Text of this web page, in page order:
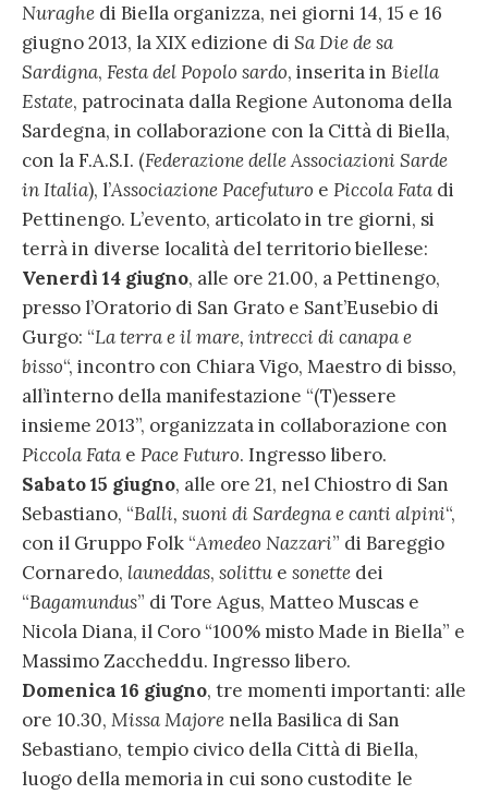
Nuraghe di Biella organizza, nei giorni 14, 15 e 16
giugno 2013, la XIX edizione di Sa Die de sa
Sardigna, Festa del Popolo sardo, inserita in Biella
Estate, patrocinata dalla Regione Autonoma della
Sardegna, in collaborazione con la Città di Biella,
con la F.A.S.I. (Federazione delle Associazioni Sarde
in Italia), l’Associazione Pacefuturo e Piccola Fata di
Pettinengo. L’evento, articolato in tre giorni, si
terrà in diverse località del territorio biellese:
Venerdì 14 giugno, alle ore 21.00, a Pettinengo,
presso l’Oratorio di San Grato e Sant’Eusebio di
Gurgo: “La terra e il mare, intrecci di canapa e
bisso“, incontro con Chiara Vigo, Maestro di bisso,
all’interno della manifestazione “(T)essere
insieme 2013”, organizzata in collaborazione con
Piccola Fata e Pace Futuro. Ingresso libero.
Sabato 15 giugno, alle ore 21, nel Chiostro di San
Sebastiano, “Balli, suoni di Sardegna e canti alpini“,
con il Gruppo Folk “Amedeo Nazzari” di Bareggio
Cornaredo, launeddas, solittu e sonette dei
“Bagamundus” di Tore Agus, Matteo Muscas e
Nicola Diana, il Coro “100% misto Made in Biella” e
Massimo Zaccheddu. Ingresso libero.
Domenica 16 giugno, tre momenti importanti: alle
ore 10.30, Missa Majore nella Basilica di San
Sebastiano, tempio civico della Città di Biella,
luogo della memoria in cui sono custodite le